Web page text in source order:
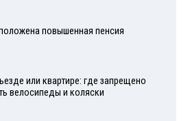
повышенная пенсия
или квартире: где запрещено
велосипеды и коляски